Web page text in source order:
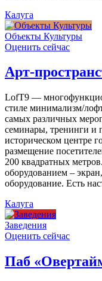
Калуга
Объекты Культуры
Оценить сейчас
Арт-
LofT9 —
стиле минимализм/
самых различных
семинары, тренинги и
историческом центре
размещение
200 квадратных
оборудованием –
оборудование. Есть
Калуга
Заведения
Оценить сейчас
Паб